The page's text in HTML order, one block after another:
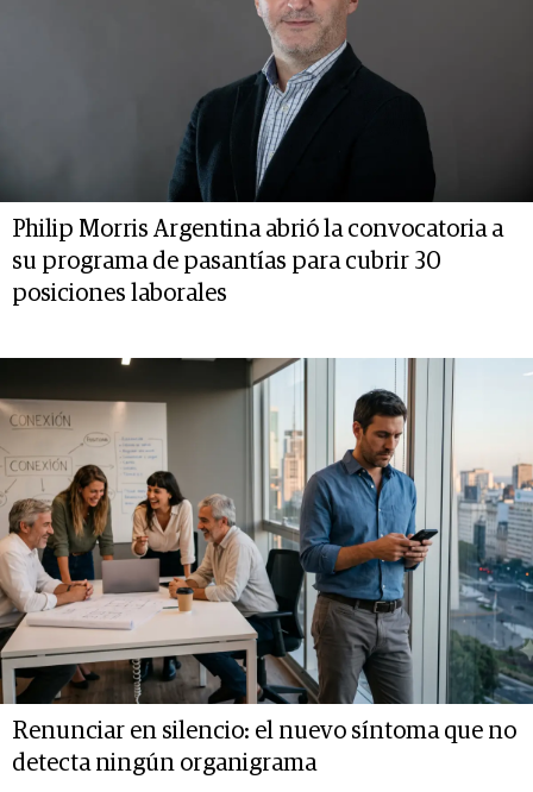
Philip Morris Argentina abrió la convocatoria a
su programa de pasantías para cubrir 30
posiciones laborales
Renunciar en silencio: el nuevo síntoma que no
detecta ningún organigrama